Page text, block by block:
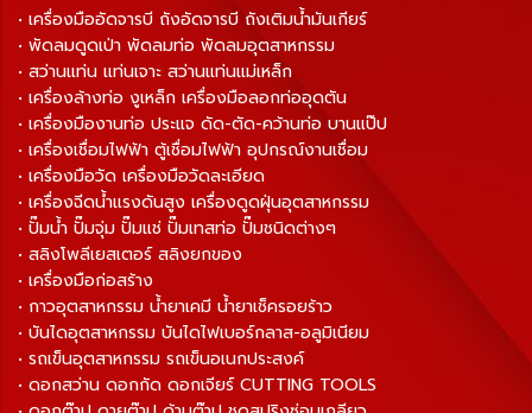
• เครื่องมืออัดจารบี ถังอัดจารบี ถังเติมน้ำมันเกียร์
• พัดลมดูดเป่า พัดลมท่อ พัดลมอุตสาหกรรม
• สว่านแท่น แท่นเจาะ สว่านแท่นแม่เหล็ก
• เครื่องล้างท่อ งูเหล็ก เครื่องมือลอกท่ออุดตัน
• เครื่องมืองานท่อ ประแจ ดัด-ตัด-คว้านท่อ บานแป๊ป
• เครื่องเชื่อมไฟฟ้า ตู้เชื่อมไฟฟ้า อุปกรณ์งานเชื่อม
• เครื่องมือวัด เครื่องมือวัดละเอียด
• เครื่องฉีดน้ำแรงดันสูง เครื่องดูดฝุ่นอุตสาหกรรม
• ปั๊มน้ำ ปั๊มจุ่ม ปั๊มแช่ ปั๊มเทสท่อ ปั๊มชนิดต่างๆ
• สลิงโพลีเยสเตอร์ สลิงยกของ
• เครื่องมือก่อสร้าง
• กาวอุตสาหกรรม น้ำยาเคมี น้ำยาเช็ครอยร้าว
• บันไดอุตสาหกรรม บันไดไฟเบอร์กลาส-อลูมิเนียม
• รถเข็นอุตสาหกรรม รถเข็นอเนกประสงค์
• ดอกสว่าน ดอกกัด ดอกเจียร์ CUTTING TOOLS